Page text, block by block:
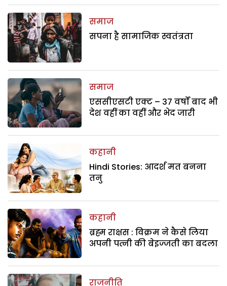
समाज
सपना है सामाजिक स्वतंत्रता
समाज
एससीएसटी एक्ट – 37 वर्षों बाद भी
देश वहीं का वहीं और भेद जारी
कहानी
Hindi Stories: आदर्श मत बनना
तनु
कहानी
ब्रह्म राक्षस : विक्रम ने कैसे लिया
अपनी पत्नी की बेइज्जती का बदला
राजनीति